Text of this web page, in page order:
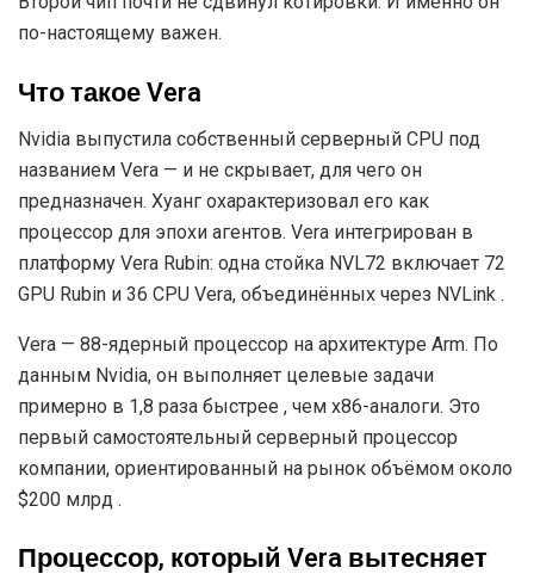
по-настоящему важен.
Что такое Vera
Nvidia выпустила собственный серверный CPU под
названием Vera — и не скрывает, для чего он
предназначен. Хуанг охарактеризовал его как
процессор для эпохи агентов. Vera интегрирован в
платформу Vera Rubin: одна стойка NVL72 включает 72
GPU Rubin и 36 CPU Vera, объединённых через NVLink .
Vera — 88-ядерный процессор на архитектуре Arm. По
данным Nvidia, он выполняет целевые задачи
примерно в 1,8 раза быстрее , чем x86-аналоги. Это
первый самостоятельный серверный процессор
компании, ориентированный на рынок объёмом около
$200 млрд .
Процессор, который Vera вытесняет